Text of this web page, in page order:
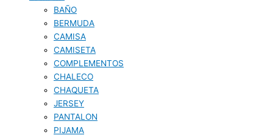
BAÑO
BERMUDA
CAMISA
CAMISETA
COMPLEMENTOS
CHALECO
CHAQUETA
JERSEY
PANTALON
PIJAMA